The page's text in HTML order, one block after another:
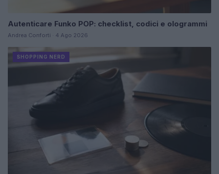
Autenticare Funko POP: checklist, codici e ologrammi
Andrea Conforti · 4 Ago 2026
SHOPPING NERD